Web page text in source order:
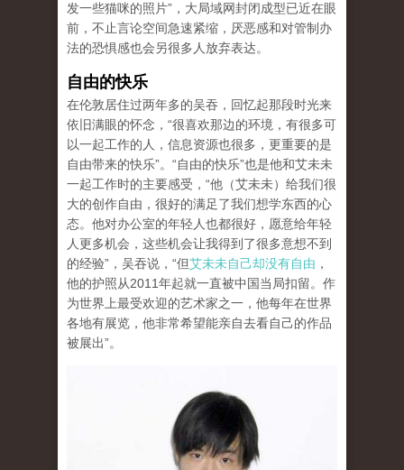
发一些猫咪的照片”，大局域网封闭成型已近在眼
前，不止言论空间急速紧缩，厌恶感和对管制办
法的恐惧感也会另很多人放弃表达。
自由的快乐
在伦敦居住过两年多的吴吞，回忆起那段时光来
依旧满眼的怀念，“很喜欢那边的环境，有很多可
以一起工作的人，信息资源也很多，更重要的是
自由带来的快乐”。“自由的快乐”也是他和艾未未
一起工作时的主要感受，“他（艾未未）给我们很
大的创作自由，很好的满足了我们想学东西的心
态。他对办公室的年轻人也都很好，愿意给年轻
人更多机会，这些机会让我得到了很多意想不到
的经验”，吴吞说，“但艾未未自己却没有自由 ，
他的护照从2011年起就一直被中国当局扣留。作
为世界上最受欢迎的艺术家之一，他每年在世界
各地有展览，他非常希望能亲自去看自己的作品
被展出”。